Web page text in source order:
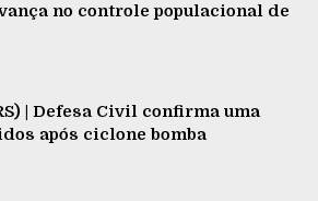
no controle populacional de
| Defesa Civil confirma uma
após ciclone bomba